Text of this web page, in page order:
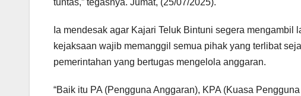
tuntas,” tegasnya. Jumat, (25/07/2025).
Ia mendesak agar Kajari Teluk Bintuni segera
kejaksaan wajib memanggil semua pihak yang terlibat
pemerintahan yang bertugas mengelola anggaran.
“Baik itu PA (Pengguna Anggaran), KPA (Kuasa